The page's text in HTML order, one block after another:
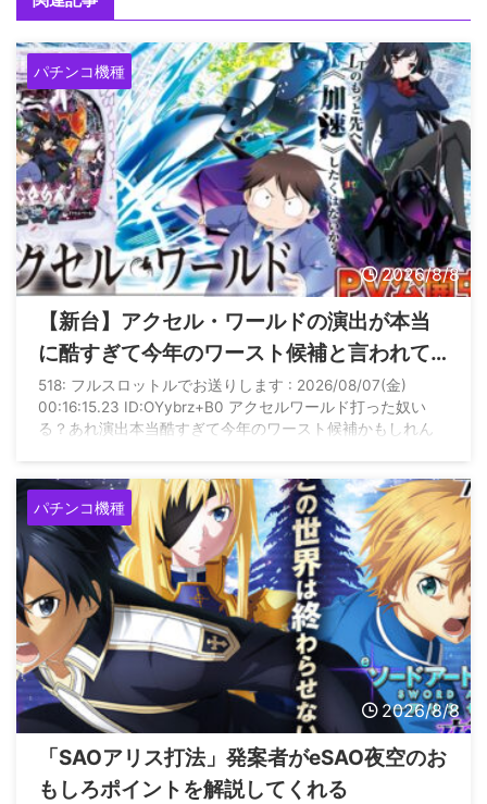
パチンコ機種
2026/8/8
【新台】アクセル・ワールドの演出が本当
に酷すぎて今年のワースト候補と言われて
しまう
518: フルスロットルでお送りします : 2026/08/07(金)
00:16:15.23 ID:OYybrz+B0 アクセルワールド打った奴い
る？あれ演出本当酷すぎて今年のワースト候補かもしれん
パチンコ機種
2026/8/8
「SAOアリス打法」発案者がeSAO夜空のお
もしろポイントを解説してくれる